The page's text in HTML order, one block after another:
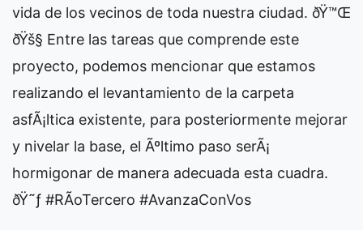
vida de los vecinos de toda nuestra ciudad. ðŸ™Œ
ðŸš§ Entre las tareas que comprende este
proyecto, podemos mencionar que estamos
realizando el levantamiento de la carpeta
asfÃ¡ltica existente, para posteriormente mejorar
y nivelar la base, el Ãºltimo paso serÃ¡
hormigonar de manera adecuada esta cuadra.
ðŸ˜ƒ #RÃ­oTercero #AvanzaConVos